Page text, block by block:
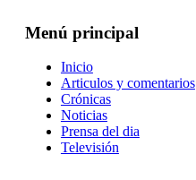
Menú principal
Inicio
Articulos y comentarios
Crónicas
Noticias
Prensa del dia
Televisión